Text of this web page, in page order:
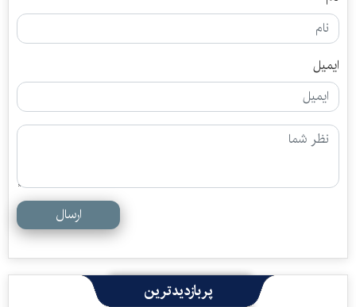
ایمیل
ارسال
پربازدیدترین